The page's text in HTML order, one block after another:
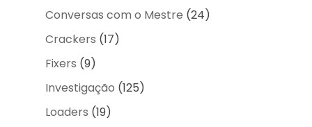
Conversas com o Mestre (24)
Crackers (17)
Fixers (9)
Investigação (125)
Loaders (19)